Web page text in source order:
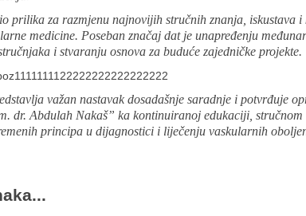
prilika za razmjenu najnovijih stručnih znanja, iskustava
medicine. Poseban značaj dat je unapređenju
i stvaranju osnova za buduće zajedničke projekte.
važan nastavak dosadašnje saradnje i potvrđuje
dr. Abdulah Nakaš” ka kontinuiranoj edukaciji, stručnom
principa u dijagnostici i liječenju vaskularnih